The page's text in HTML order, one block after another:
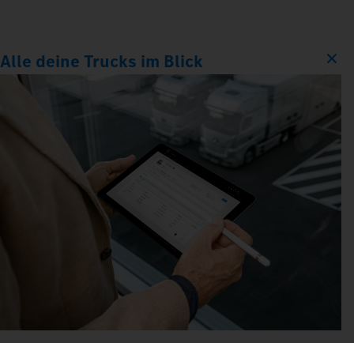
Alle deine Trucks im Blick